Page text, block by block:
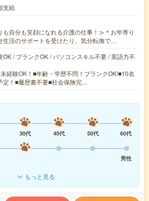
支給
自分も笑顔になれる介護の仕事！≫＊お年寄り
生活のサポートを受けたり、気分転換で…
OK / ブランクOK / パソコンスキル不要 / 英語力不
経験OK！■年齢・学歴不問！ブランクOK!■10名
定！■履歴書不要■社会保険完…
30代 40代 50代
60代
男性
もっと見る